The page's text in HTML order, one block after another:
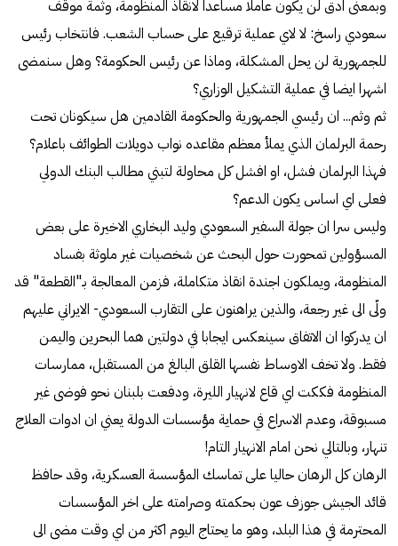
وبمعنى ادق لن يكون عاملا مساعدا لانقاذ المنظومة، وثمة موقف
سعودي راسخ: لا لاي عملية ترقيع على حساب الشعب. فانتخاب رئيس
للجمهورية لن يحل المشكلة، وماذا عن رئيس الحكومة؟ وهل سنمضى
اشهرا ايضا في عملية التشكيل الوزاري؟
ثم وثم... ان رئيسي الجمهورية والحكومة القادمين هل سيكونان تحت
رحمة البرلمان الذي يملأ معظم مقاعده نواب دويلات الطوائف باعلام؟
فهذا البرلمان فشل، او افشل كل محاولة لتبني مطالب البنك الدولي
فعلى اي اساس يكون الدعم؟
وليس سرا ان جولة السفير السعودي وليد البخاري الاخيرة على بعض
المسؤولين تمحورت حول البحث عن شخصيات غير ملوثة بفساد
المنظومة، ويملكون اجندة انقاذ متكاملة، فزمن المعالجة بـ"القطعة" قد
ولّى الى غير رجعة، والذين يراهنون على التقارب السعودي- الايراني عليهم
ان يدركوا ان الاتفاق سينعكس ايجابا في دولتين هما البحرين واليمن
فقط. ولا تخف الاوساط نفسها القلق البالغ من المستقبل، ممارسات
المنظومة فككت اي قاع لانهيار الليرة، ودفعت بلبنان نحو فوضى غير
مسبوقة، وعدم الاسراع في حماية مؤسسات الدولة يعني ان ادوات العلاج
تنهار، وبالتالي نحن امام الانهيار التام!
الرهان كل الرهان حاليا على تماسك المؤسسة العسكرية، وقد حافظ
قائد الجيش جوزف عون بحكمته وصرامته على اخر المؤسسات
المحترمة في هذا البلد، وهو ما يحتاج اليوم اكثر من اي وقت مضى الى